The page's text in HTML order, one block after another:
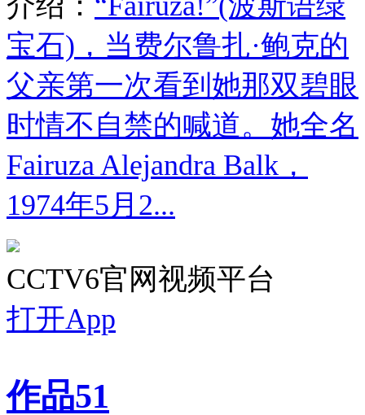
宝石)，当费尔鲁扎·鲍克的
父亲第一次看到她那双碧眼
时情不自禁的喊道。她全名
Fairuza Alejandra Balk，
1974年5月2...
CCTV6官网视频平台
打开App
作品51